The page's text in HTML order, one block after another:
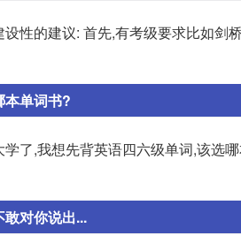
性的建议: 首先,有考级要求比如剑
本单词书?
了,我想先背英语四六级单词,该选
敢对你说出...